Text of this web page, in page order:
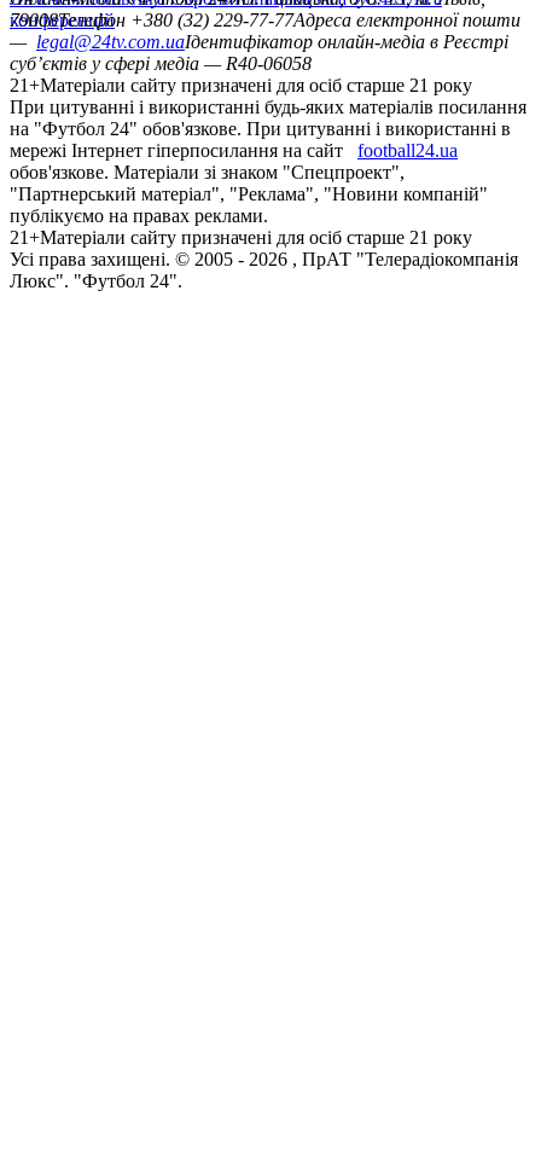
конференцій
79008Телефон +380 (32) 229-77-77Адреса електронної пошти
— legal@24tv.com.uaІдентифікатор онлайн-медіа в Реєстрі
суб’єктів у сфері медіа — R40-06058
21+Матеріали сайту призначені для осіб старше 21 року
При цитуванні і використанні будь-яких матеріалів посилання
на "Футбол 24" обов'язкове. При цитуванні і використанні в
мережі Інтернет гіперпосилання на сайт
football24.ua
обов'язкове. Матеріали зі знаком "Спецпроект",
"Партнерський матеріал", "Реклама", "Новини компаній"
публікуємо на правах реклами.
21+Матеріали сайту призначені для осіб старше 21 року
Усi права захищенi. © 2005 - 2026 , ПрАТ "Телерадіокомпанія
Люкс". "Футбол 24".